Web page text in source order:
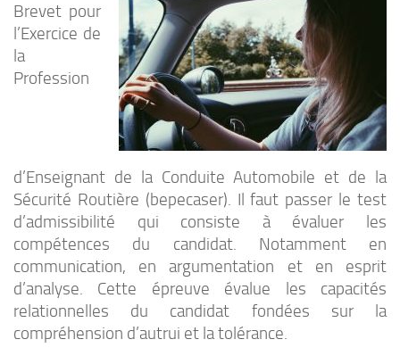
Brevet pour
l’Exercice de
la
Profession
d’Enseignant de la Conduite Automobile et de la
Sécurité Routière (bepecaser). Il faut passer le test
d’admissibilité qui consiste à évaluer les
compétences du candidat. Notamment en
communication, en argumentation et en esprit
d’analyse. Cette épreuve évalue les capacités
relationnelles du candidat fondées sur la
compréhension d’autrui et la tolérance.